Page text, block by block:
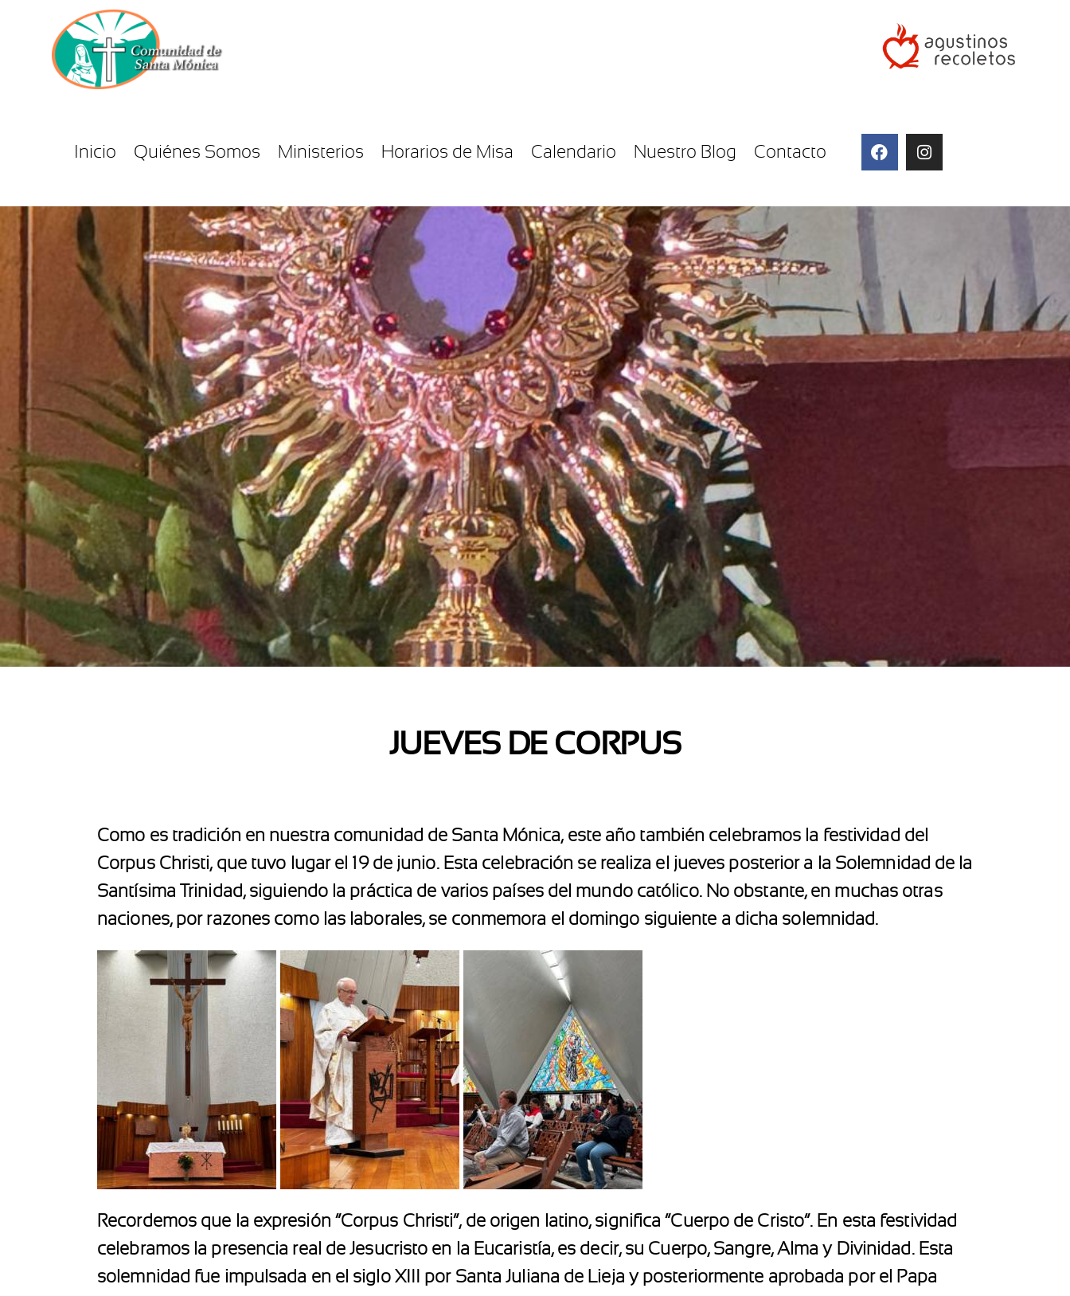
Inicio Quiénes Somos Ministerios Horarios de Misa Calendario Nuestro Blog Contacto
JUEVES DE CORPUS
Como es tradición en nuestra comunidad de Santa Mónica, este año también celebramos la festividad del
Corpus Christi, que tuvo lugar el 19 de junio. Esta celebración se realiza el jueves posterior a la Solemnidad de la
Santísima Trinidad, siguiendo la práctica de varios países del mundo católico. No obstante, en muchas otras
naciones, por razones como las laborales, se conmemora el domingo siguiente a dicha solemnidad.
Recordemos que la expresión “Corpus Christi”, de origen latino, significa “Cuerpo de Cristo”. En esta festividad
celebramos la presencia real de Jesucristo en la Eucaristía, es decir, su Cuerpo, Sangre, Alma y Divinidad. Esta
solemnidad fue impulsada en el siglo XIII por Santa Juliana de Lieja y posteriormente aprobada por el Papa